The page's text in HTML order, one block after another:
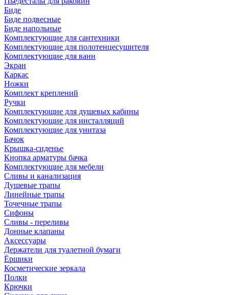
Биде
Биде подвесные
Биде напольные
Комплектующие для сантехники
Комплектующие для полотенцесушителя
Комплектующие для ванн
Экран
Каркас
Ножки
Комплект креплений
Ручки
Комплектующие для душевых кабины
Комплектующие для инсталляций
Комплектующие для унитаза
Бачок
Крышка-сиденье
Кнопка арматуры бачка
Комплектующие для мебели
Сливы и канализация
Душевые трапы
Линейные трапы
Точечные трапы
Сифоны
Сливы - переливы
Донные клапаны
Аксессуары
Держатели для туалетной бумаги
Ёршики
Косметические зеркала
Полки
Крючки